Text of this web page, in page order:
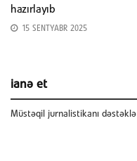
hazırlayıb
15 SENTYABR 2025
ianə et
Müstəqil jurnalistikanı dəstəklə